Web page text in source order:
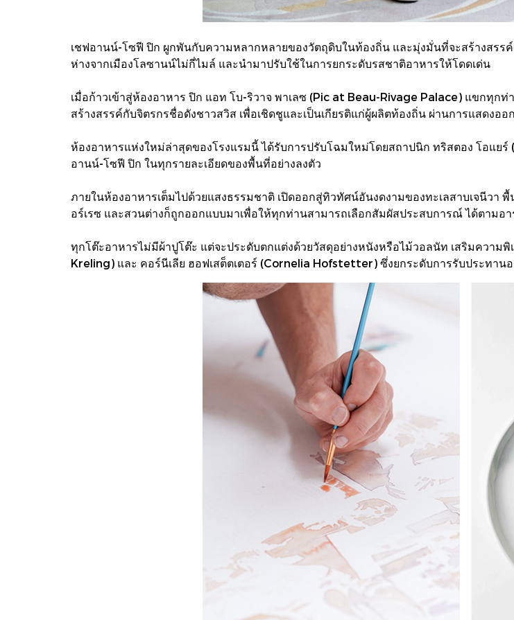
เชฟอานน์-โซฟี ปิก ผูกพันกับความหลากหลายของวัตถุดิบในท้องถิ่น และมุ่งมั่นที่จะสร้างสรร
ห่างจากเมืองโลซานน์ไม่กี่ไมล์ และนำมาปรับใช้ในการยกระดับรสชาติอาหารให้โดดเด่น
เมื่อก้าวเข้าสู่ห้องอาหาร ปิก แอท โบ-ริวาจ พาเลซ (Pic at Beau-Rivage Palace) แขกทุ
สร้างสรรค์กับจิตรกรชื่อดังชาวสวิส เพื่อเชิดชูและเป็นเกียรติแก่ผู้ผลิตท้องถิ่น ผ่านการแสดงอ
ห้องอาหารแห่งใหม่ล่าสุดของโรงแรมนี้ ได้รับการปรับโฉมใหม่โดยสถาปนิก ทริสตอง โอแย
อานน์-โซฟี ปิก ในทุกรายละเอียดของพื้นที่อย่างลงตัว
ภายในห้องอาหารเต็มไปด้วยแสงธรรมชาติ เปิดออกสู่ทิวทัศน์อันงดงามของทะเลสาบเจนีวา
อร์เรซ และสวนต่างก็ถูกออกแบบมาเพื่อให้ทุกท่านสามารถเลือกสัมผัสประสบการณ์ ได้ตามอ
ทุกโต๊ะอาหารไม่มีผ้าปูโต๊ะ แต่จะประดับตกแต่งด้วยวัสดุอย่างหนังหรือไม้วอลนัท เสริมความพิ
Kreling) และ คอร์นีเลีย ฮอฟเสต็ตเตอร์ (Cornelia Hofstetter) ซึ่งยกระดับการรับประทา